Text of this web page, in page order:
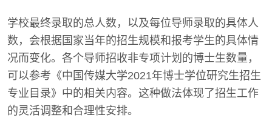
学校最终录取的总人数，以及每位导师录取的具体人
数，会根据国家当年的招生规模和报考学生的具体情
况而变化。各个导师招收非专项计划的博士生数量，
可以参考《中国传媒大学2021年博士学位研究生招生
专业目录》中的相关内容。这种做法体现了招生工作
的灵活调整和合理性安排。